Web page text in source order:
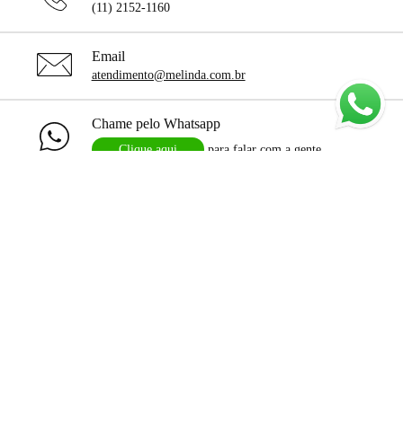
(11) 2152-1160
Email
atendimento@melinda.com.br
Chame pelo Whatsapp
Clique aqui para falar com a gente